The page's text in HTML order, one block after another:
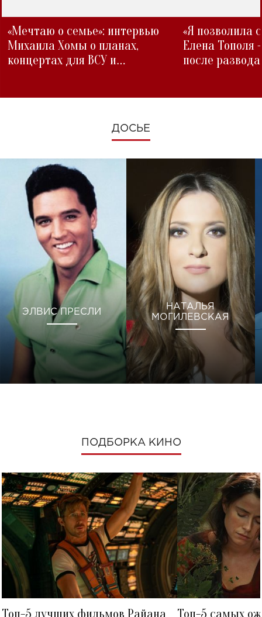
«Мечтаю о семье»: интервью
Михаила Хомы о планах,
концертах для ВСУ и
«Я позволила
Елена Тополя
после развода
ДОСЬЕ
ЭЛВИС ПРЕСЛИ
НАТАЛЬЯ
МОГИЛЕВСКАЯ
ПОДБОРКА КИНО
Топ-5 лучших фильмов Райана
Топ-5 самых